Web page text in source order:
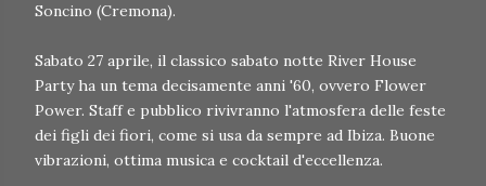
Soncino (Cremona).
Sabato 27 aprile, il classico sabato notte River House
Party ha un tema decisamente anni '60, ovvero Flower
Power. Staff e pubblico rivivranno l'atmosfera delle feste
dei figli dei fiori, come si usa da sempre ad Ibiza. Buone
vibrazioni, ottima musica e cocktail d'eccellenza.